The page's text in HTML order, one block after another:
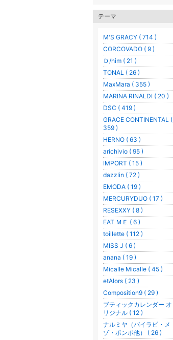
テーマ
M'S GRACY ( 714 )
CORCOVADO ( 9 )
Ｄ/him ( 21 )
TONAL ( 26 )
MaxMara ( 355 )
MARINA RINALDI ( 20 )
DSC ( 419 )
GRACE CONTINENTAL (
359 )
HERNO ( 63 )
arichivio ( 95 )
IMPORT ( 15 )
dazzlin ( 72 )
EMODA ( 19 )
MERCURYDUO ( 17 )
RESEXXY ( 8 )
EAT ＭＥ ( 6 )
toillette ( 112 )
MISS J ( 6 )
anana ( 19 )
Micalle Micalle ( 45 )
etAlors ( 23 )
Composition9 ( 29 )
ブティックカレンダー オ
リジナル ( 12 )
ナルミヤ（バイラビ・メ
ゾ・ポンポ他） ( 26 )